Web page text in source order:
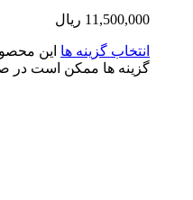
ریال
گزینه ها این محصول دارای
ها ممکن است در صفحه